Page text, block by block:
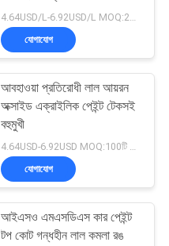
37
22
পেইন্ট
4.64USD/L-6.92USD/L MOQ:200L
যোগাযোগ
আবহাওয়া প্রতিরোধী লাল আয়রন
অক্সাইড এক্রাইলিক পেইন্ট টেকসই
বহুমুখী
যোগাযোগ
আইএসও এমএসডিএস কার পেইন্ট
টপ কোট গন্ধহীন লাল কমলা রঙ